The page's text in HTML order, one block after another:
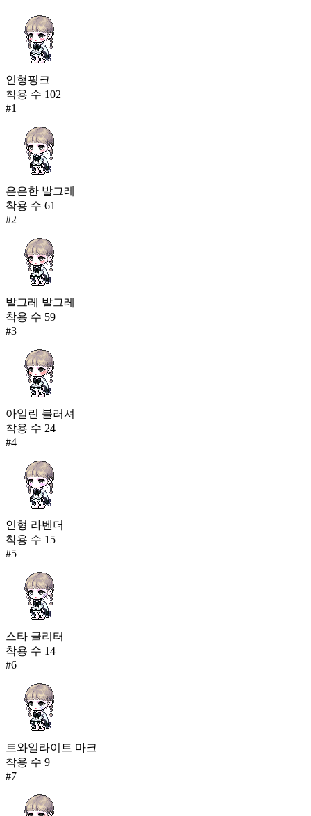
인형핑크
착용 수 102
#1
은은한 발그레
착용 수 61
#2
발그레 발그레
착용 수 59
#3
아일린 블러셔
착용 수 24
#4
인형 라벤더
착용 수 15
#5
스타 글리터
착용 수 14
#6
트와일라이트 마크
착용 수 9
#7